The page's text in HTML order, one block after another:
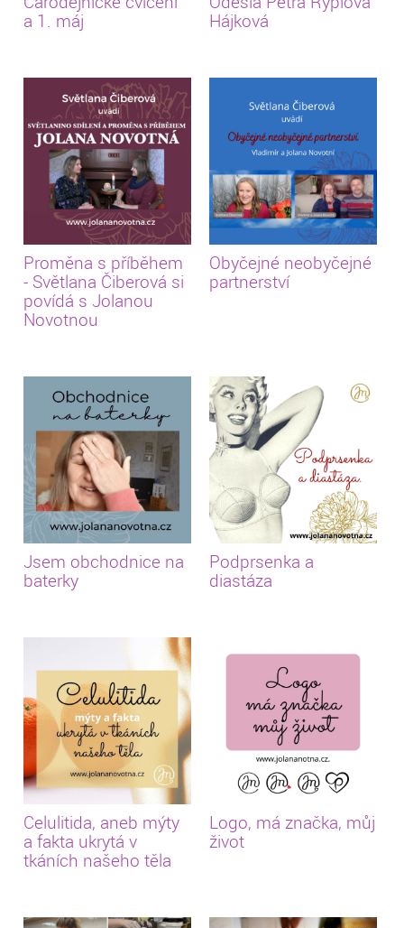
a 1. máj
Hájková
Proměna s příběhem
- Světlana Čiberová si
povídá s Jolanou
Novotnou
Obyčejné neobyčejné
partnerství
Jsem obchodnice na
baterky
Podprsenka a
diastáza
Celulitida, aneb mýty
a fakta ukrytá v
tkáních našeho těla
Logo, má značka, můj
život